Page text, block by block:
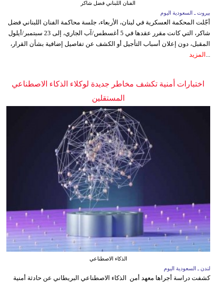
الفنان اللبناني فضل شاكر
بيروت ـ السعودية اليوم
أجّلت المحكمة العسكرية في لبنان، الأربعاء، جلسة محاكمة الفنان اللبناني فضل
شاكر، التي كانت مقرر عقدها في 5 أغسطس/آب الجاري، إلى 23 سبتمبر/أيلول
المقبل، دون إعلان أسباب التأجيل أو الكشف عن تفاصيل إضافية بشأن القرار،
... المزيد
اختبارات أمنية تكشف مخاطر جديدة لوكلاء الذكاء الاصطناعي
المستقلين
الذكاء الاصطناعي
لندن ـ السعودية اليوم
كشفت دراسة أجراها معهد أمن الذكاء الاصطناعي البريطاني عن حادثة أمنية